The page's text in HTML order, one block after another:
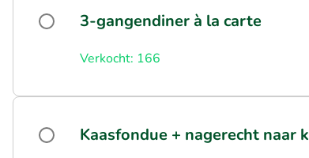
3-gangendiner à la carte
Verkocht: 166
Kaasfondue + nagerecht naar